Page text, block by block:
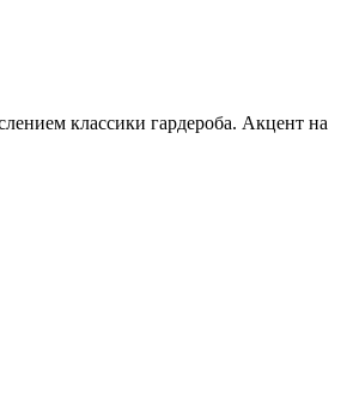
классики гардероба. Акцент на